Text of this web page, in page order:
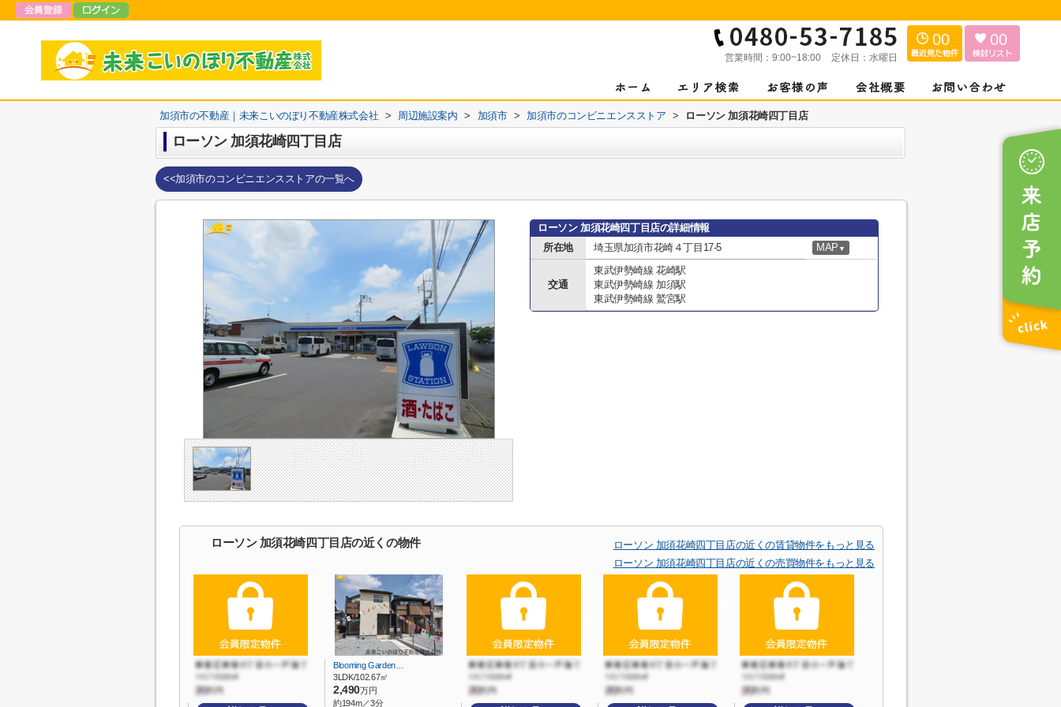
営業時間： 9:00~18:00 定休日： 水曜日
00 00
加須市の不動産｜未来こいのぼり不動産株式会社 > 周辺施設案内 > 加須市 > 加須市のコンビニエンスストア > ローソン 加須花崎四丁目店
ローソン 加須花崎四丁目店
<<加須市のコンビニエンスストアの一覧へ
ローソン 加須花崎四丁目店の詳細情報
所在地
埼玉県加須市花崎４丁目17-5 MAP ▼
交通
東武伊勢崎線 花崎駅
東武伊勢崎線 加須駅
東武伊勢崎線 鷲宮駅
ローソン 加須花崎四丁目店の近くの物件
ローソン 加須花崎四丁目店の近くの賃貸物件をもっと見る
ローソン 加須花崎四丁目店の近くの売買物件をもっと見る
Blooming Garden…
3LDK/102.67㎡
2,490万円
約194m／3分